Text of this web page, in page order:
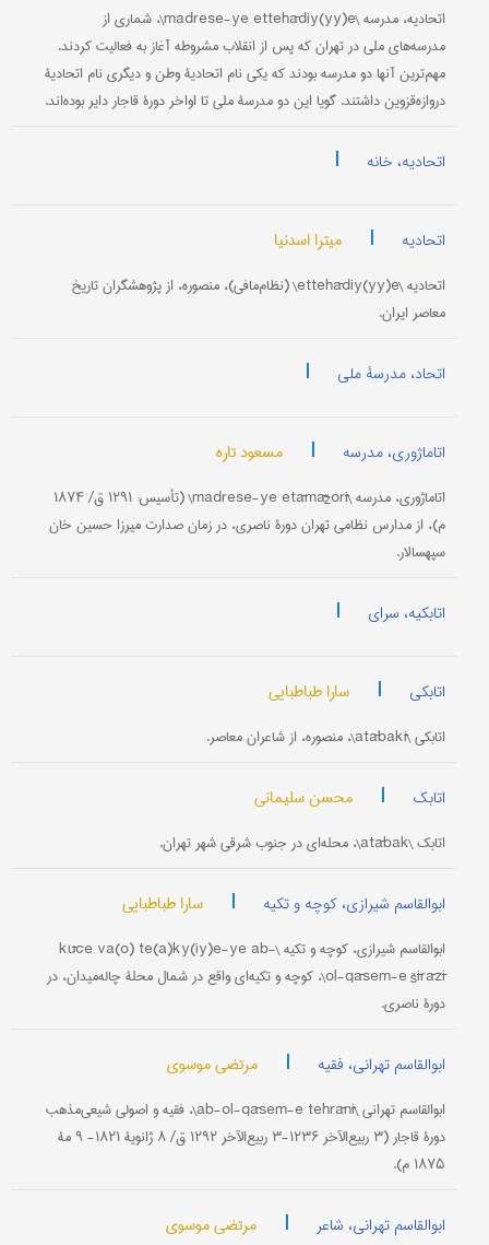
اتحادیه، مدرسه \madrese-ye ettehādiy(yy)e\، شماری از
مدرسه‌های ملی در تهران که پس از انقلاب مشروطه آغاز به فعالیت کردند.
مهم‌ترین آنها دو مدرسه بودند که یکی نام اتحادیۀ وطن و دیگری نام اتحادیۀ
دروازه‌قزوین داشتند. گویا این دو مدرسۀ ملی تا اواخر دورۀ قاجار دایر بوده‌اند.
اتحادیه، خانه |
اتحادیه | میترا اسدنیا
اتحادیه \ettehādiy(yy)e\ (نظام‌مافی)، منصوره، از پژوهشگران تاریخ
معاصر ایران.
اتحاد، مدرسۀ ملی |
اتاماژوری، مدرسه | مسعود تاره
اتاماژوری، مدرسه \madrese-ye etāmāžorī\ (تأسیس: ۱۲۹۱ ق/ ۱۸۷۴
م)، از مدارس نظامی تهران دورۀ ناصری، در زمان صدارت میرزا حسین خان
سپهسالار.
اتابکیه، سرای |
اتابکی | سارا طباطبایی
اتابکی \atābakī\، منصوره، از شاعران معاصر.
اتابک | محسن سلیمانی
اتابک \atābak\، محله‌ای در جنوب شرقی شهر تهران.
ابوالقاسم شیرازی، کوچه و تکیه | سارا طباطبایی
ابوالقاسم شیرازی، کوچه و تکیه \kūče va(o) te(a)ky(iy)e-ye ab-
ol-qāsem-e šīrāzī\، کوچه و تکیه‌ای واقع در شمال محلۀ چاله‌میدان، در
دورۀ ناصری.
ابوالقاسم تهرانی، فقیه | مرتضی موسوی
ابوالقاسم تهرانی \ab-ol-qāsem-e tehrānī\، فقیه و اصولی شیعی‌مذهب
دورۀ قاجار (۳ ربیع‌الآخر ۱۲۳۶-۳ ربیع‌الآخر ۱۲۹۲ ق/ ۸ ژانویۀ ۱۸۲۱- ۹ مۀ
۱۸۷۵ م).
ابوالقاسم تهرانی، شاعر | مرتضی موسوی